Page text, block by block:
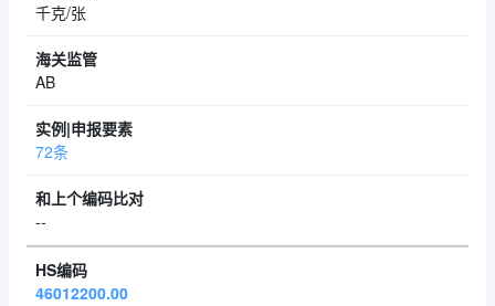
千克/张
AB
72条
--
46012200.00